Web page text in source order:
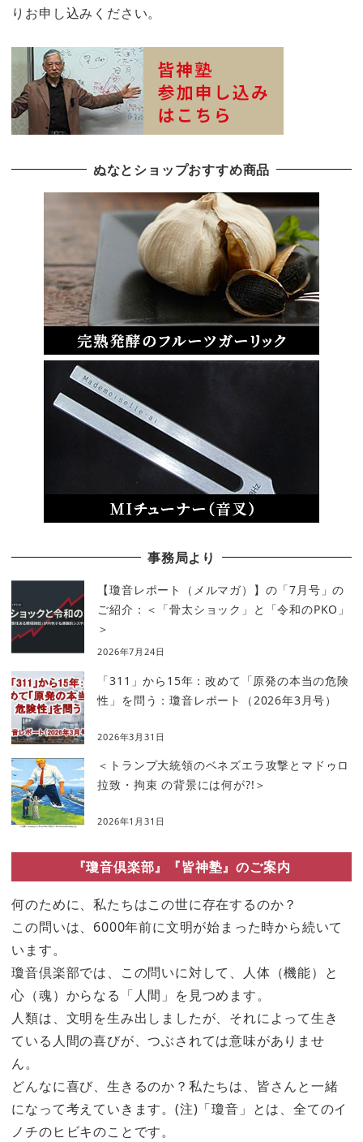
りお申し込みください。
ぬなとショップおすすめ商品
事務局より
【瓊音レポート（メルマガ）】の「7月号」の
ご紹介：＜「骨太ショック」と「令和のPKO」
＞
2026年7月24日
「311」から15年：改めて「原発の本当の危険
性」を問う：瓊音レポート（2026年3月号）
2026年3月31日
＜トランプ大統領のベネズエラ攻撃とマドゥロ
拉致・拘束 の背景には何が?!＞
2026年1月31日
『瓊音倶楽部』『皆神塾』のご案内
何のために、私たちはこの世に存在するのか？
この問いは、6000年前に文明が始まった時から続いて
います。
瓊音倶楽部では、この問いに対して、人体（機能）と
心（魂）からなる「人間」を見つめます。
人類は、文明を生み出しましたが、それによって生き
ている人間の喜びが、つぶされては意味がありませ
ん。
どんなに喜び、生きるのか？私たちは、皆さんと一緒
になって考えていきます。(注)「瓊音」とは、全てのイ
ノチのヒビキのことです。